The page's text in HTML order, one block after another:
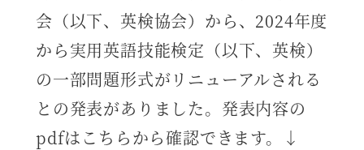
会（以下、英検協会）から、2024年度
から実用英語技能検定（以下、英検）
の一部問題形式がリニューアルされる
との発表がありました。発表内容の
pdfはこちらから確認できます。↓